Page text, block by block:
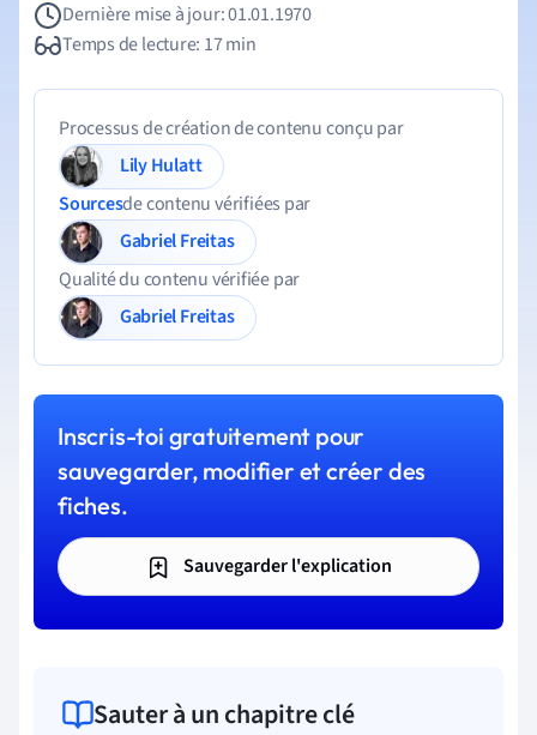
Dernière mise à jour: 01.01.1970
Temps de lecture: 17 min
Processus de création de contenu conçu par
Lily Hulatt
Sourcesde contenu vérifiées par
Gabriel Freitas
Qualité du contenu vérifiée par
Gabriel Freitas
Inscris-toi gratuitement pour
sauvegarder, modifier et créer des
fiches.
Sauvegarder l'explication
Sauter à un chapitre clé